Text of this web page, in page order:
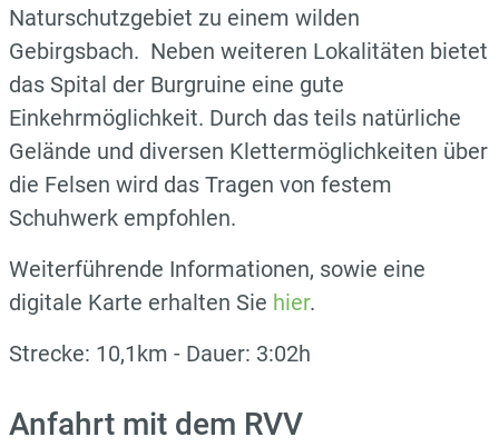
Naturschutzgebiet zu einem wilden
Gebirgsbach. Neben weiteren Lokalitäten bietet
das Spital der Burgruine eine gute
Einkehrmöglichkeit. Durch das teils natürliche
Gelände und diversen Klettermöglichkeiten über
die Felsen wird das Tragen von festem
Schuhwerk empfohlen.
Weiterführende Informationen, sowie eine
digitale Karte erhalten Sie hier.
Strecke: 10,1km - Dauer: 3:02h
Anfahrt mit dem RVV